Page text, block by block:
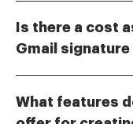
the signature
signature. You can
integrate it with
Is there a cost
Gmail signature
signature online
What features